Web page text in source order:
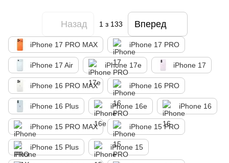
Назад 1з 133 Вперед
iPhone 17 PRO MAX iPhone 17 PRO
iPhone 17 Air iPhone 17e iPhone 17
iPhone 16 PRO MAX iPhone 16 PRO
iPhone 16 Plus iPhone 16e iPhone 16
iPhone 15 PRO MAX iPhone 15 PRO
iPhone 15 Plus iPhone 15